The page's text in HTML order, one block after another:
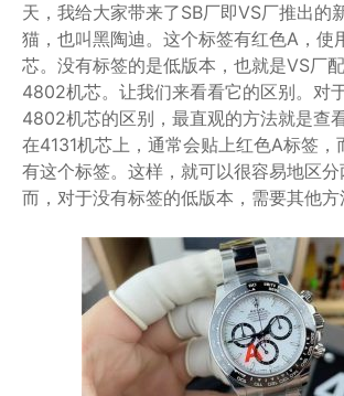
天，我给大家带来了SB厂即VS厂推出的
猫，也叫黑陶迪。这个标签有红色A，使
芯。没有标签的是低版本，也就是VS厂
4802机芯。让我们来看看它的区别。对
4802机芯的区别，最直观的方法就是查
在4131机芯上，通常会贴上红色A标签
有这个标签。这样，就可以很容易地区
而，对于没有标签的低版本，需要其他方